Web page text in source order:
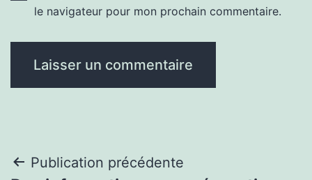
le navigateur pour mon prochain commentaire.
Navigation
Publication précédente